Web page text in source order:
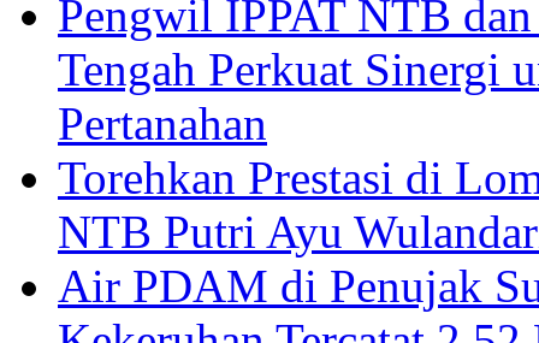
Pengwil IPPAT NTB
Tengah Perkuat Sinergi
Pertanahan
Torehkan Prestasi di
NTB Putri Ayu
Air PDAM di Penujak